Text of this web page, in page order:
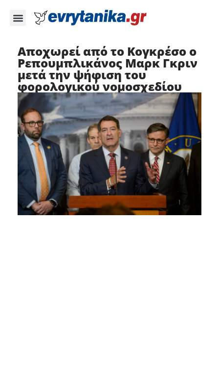
Αποχωρεί από το Κογκρέσο ο
Ρεπουμπλικάνος Μαρκ Γκριν
μετά την ψήφιση του
φορολογικού νομοσχεδίου